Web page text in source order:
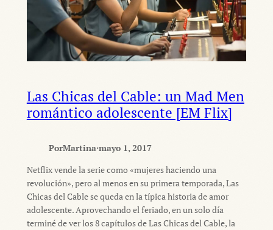
Las Chicas del Cable: un Mad Men
romántico adolescente [EM Flix]
PorMartina·mayo 1, 2017
Netflix vende la serie como «mujeres haciendo una
revolución», pero al menos en su primera temporada, Las
Chicas del Cable se queda en la típica historia de amor
adolescente. Aprovechando el feriado, en un solo día
terminé de ver los 8 capítulos de Las Chicas del Cable, la